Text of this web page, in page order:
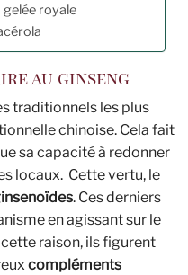
gelée royale
au ginseng
traditionnels les plus
chinoise. Cela fait
sa capacité à redonner
locaux. Cette vertu, le
. Ces derniers
en agissant sur le
raison, ils figurent
compléments